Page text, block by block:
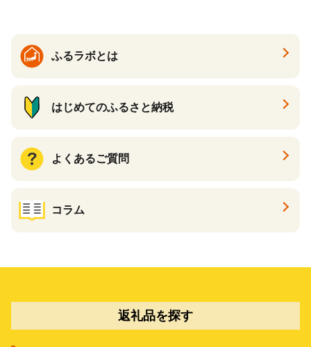
ふるラボとは
はじめてのふるさと納税
よくあるご質問
コラム
返礼品を探す